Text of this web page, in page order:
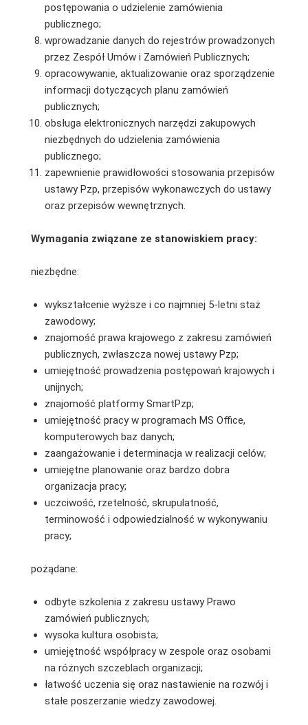
postępowania o udzielenie zamówienia
publicznego;
wprowadzanie danych do rejestrów prowadzonych
przez Zespół Umów i Zamówień Publicznych;
opracowywanie, aktualizowanie oraz sporządzenie
informacji dotyczących planu zamówień
publicznych;
obsługa elektronicznych narzędzi zakupowych
niezbędnych do udzielenia zamówienia
publicznego;
zapewnienie prawidłowości stosowania przepisów
ustawy Pzp, przepisów wykonawczych do ustawy
oraz przepisów wewnętrznych.
Wymagania związane ze stanowiskiem pracy:
niezbędne:
wykształcenie wyższe i co najmniej 5-letni staż
zawodowy;
znajomość prawa krajowego z zakresu zamówień
publicznych, zwłaszcza nowej ustawy Pzp;
umiejętność prowadzenia postępowań krajowych i
unijnych;
znajomość platformy SmartPzp;
umiejętność pracy w programach MS Office,
komputerowych baz danych;
zaangażowanie i determinacja w realizacji celów;
umiejętne planowanie oraz bardzo dobra
organizacja pracy;
uczciwość, rzetelność, skrupulatność,
terminowość i odpowiedzialność w wykonywaniu
pracy;
pożądane:
odbyte szkolenia z zakresu ustawy Prawo
zamówień publicznych;
wysoka kultura osobista;
umiejętność współpracy w zespole oraz osobami
na różnych szczeblach organizacji;
łatwość uczenia się oraz nastawienie na rozwój i
stałe poszerzanie wiedzy zawodowej.